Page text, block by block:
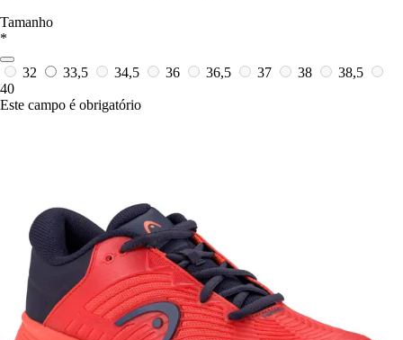
Tamanho
*
32 33,5 34,5 36 36,5 37 38
38,5
40
Este campo é obrigatório